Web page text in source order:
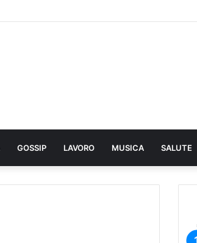
GOSSIP LAVORO MUSICA SALUTE